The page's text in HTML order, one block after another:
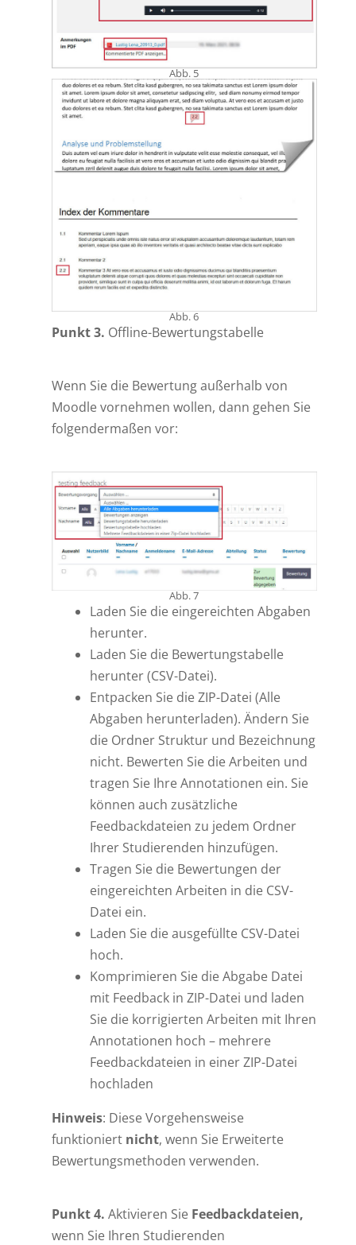
Abb. 5
Abb. 6
Punkt 3. Offline-Bewertungstabelle
Wenn Sie die Bewertung außerhalb von
Moodle vornehmen wollen, dann gehen Sie
folgendermaßen vor:
Abb. 7
Laden Sie die eingereichten Abgaben
herunter.
Laden Sie die Bewertungstabelle
herunter (CSV-Datei).
Entpacken Sie die ZIP-Datei (Alle
Abgaben herunterladen). Ändern Sie
die Ordner Struktur und Bezeichnung
nicht. Bewerten Sie die Arbeiten und
tragen Sie Ihre Annotationen ein. Sie
können auch zusätzliche
Feedbackdateien zu jedem Ordner
Ihrer Studierenden hinzufügen.
Tragen Sie die Bewertungen der
eingereichten Arbeiten in die CSV-
Datei ein.
Laden Sie die ausgefüllte CSV-Datei
hoch.
Komprimieren Sie die Abgabe Datei
mit Feedback in ZIP-Datei und laden
Sie die korrigierten Arbeiten mit Ihren
Annotationen hoch – mehrere
Feedbackdateien in einer ZIP-Datei
hochladen
Hinweis: Diese Vorgehensweise
funktioniert nicht, wenn Sie Erweiterte
Bewertungsmethoden verwenden.
Punkt 4. Aktivieren Sie Feedbackdateien,
wenn Sie Ihren Studierenden